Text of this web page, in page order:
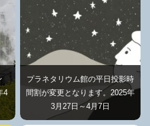
4
プラネタリウム館の平日投影時
間割が変更となります。2025年
3月27日～4月7日